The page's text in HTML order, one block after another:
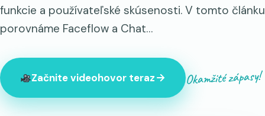
funkcie a používateľské skúsenosti. V tomto článku
porovnáme Faceflow a Chat…
Začnite videohovor teraz Okamžité zápasy!